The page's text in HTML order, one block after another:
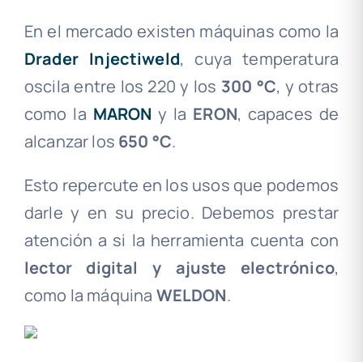
En el mercado existen máquinas como la
Drader Injectiweld, cuya temperatura
oscila entre los 220 y los 300 °C, y otras
como la MARON y la ERON, capaces de
alcanzar los 650 °C.
Esto repercute en los usos que podemos
darle y en su precio. Debemos prestar
atención a si la herramienta cuenta con
lector digital y ajuste electrónico,
como la máquina WELDON.